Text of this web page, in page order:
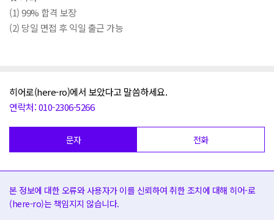
(1) 99% 합격 보장
(2) 당일 면접 후 익일 출근 가능
히어로(here-ro)에서 보았다고 말씀하세요.
연락처: 010-2306-5266
문자 전화
본 정보에 대한 오류와 사용자가 이를 신뢰하여 취한 조치에 대해 히어-로
(here-ro)는 책임지지 않습니다.